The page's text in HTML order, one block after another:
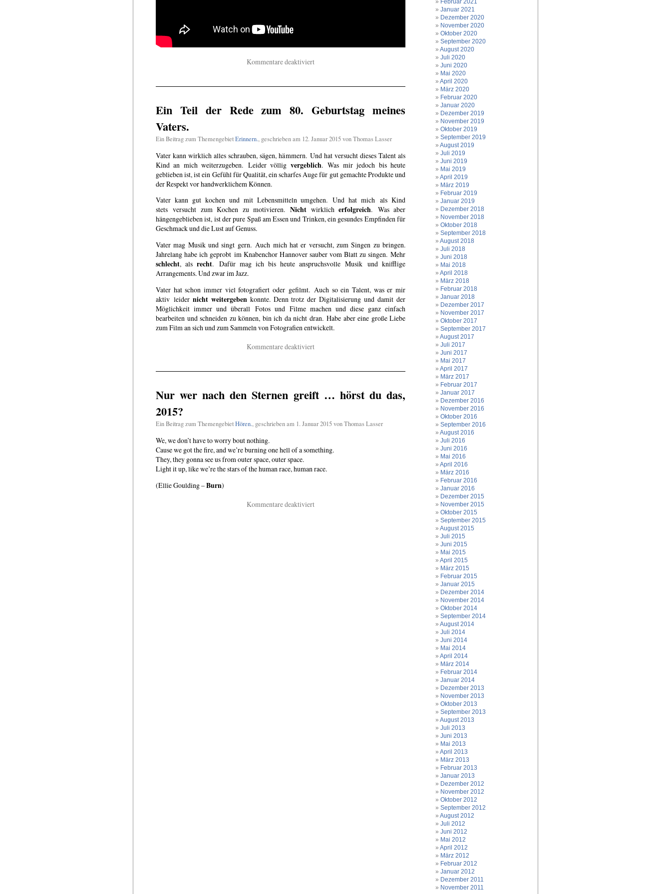
Kommentare deaktiviertfür
Klassiker.
wieder
Ein Teil der Rede zum 80. Geburtstag meines
Vaters.
Ein Beitrag zum ThemengebietErinnern., geschrieben am 12. Januar 2015 von Thomas Lasser
Vater kann wirklich alles schrauben, sägen, hämmern. Und hat versucht dieses Talent als
Kind an mich weiterzugeben. Leider völlig vergeblich. Was mir jedoch bis heute
geblieben ist, ist ein Gefühl für Qualität, ein scharfes Auge für gut gemachte Produkte und
der Respekt vor handwerklichem Können.
Vater kann gut kochen und mit Lebensmitteln umgehen. Und hat mich als Kind
stets versucht zum Kochen zu motivieren.Nicht wirklicherfolgreich. Was aber
hängengeblieben ist, ist der pure Spaß am Essen und Trinken, ein gesundes Empfinden für
Geschmack und die Lust auf Genuss.
Vater mag Musik und singt gern. Auch mich hat er versucht, zum Singen zu bringen.
Jahrelang habe ich geprobt im Knabenchor Hannover sauber vom Blatt zu singen. Mehr
schlecht, alsrecht. Dafür mag ich bis heute anspruchsvolle Musik und knifflige
Arrangements. Und zwar im Jazz.
Vater hat schon immer viel fotografiert oder gefilmt. Auch so ein Talent, was er mir
aktiv leider nicht weitergebenkonnte. Denn trotz der Digitalisierung und damit der
Möglichkeit immer und überall Fotos und Filme machen und diese ganz einfach
bearbeiten und schneiden zu können, bin ich da nicht dran. Habe aber eine große Liebe
zum Film an sich und zum Sammeln von Fotografien entwickelt.
Kommentare deaktiviertfür
der
zum
meines
Nur wer nach den Sternen greift … hörst du das,
2015?
Ein Beitrag zum ThemengebietHören., geschrieben am 1. Januar 2015 von Thomas Lasser
We, we don’t have to worry bout nothing.
Cause we got the fire, and we’re burning one hell of a something.
They, they gonna see us from outer space, outer space.
Light it up, like we’re the stars of the human race, human race.
(Ellie Goulding –Burn)
Kommentare deaktiviertfür
Januar 2021
Dezember 2020
November 2020
Oktober 2020
September 2020
August 2020
Juli 2020
Juni 2020
Mai 2020
April 2020
März 2020
Februar 2020
Januar 2020
Dezember 2019
November 2019
Oktober 2019
September 2019
August 2019
Juli 2019
Juni 2019
Mai 2019
April 2019
März 2019
Februar 2019
Januar 2019
Dezember 2018
November 2018
Oktober 2018
September 2018
August 2018
Juli 2018
Juni 2018
Mai 2018
April 2018
März 2018
Februar 2018
Januar 2018
Dezember 2017
November 2017
Oktober 2017
September 2017
August 2017
Juli 2017
Juni 2017
Mai 2017
April 2017
März 2017
Februar 2017
Januar 2017
Dezember 2016
November 2016
Oktober 2016
September 2016
August 2016
Juli 2016
Juni 2016
Mai 2016
April 2016
März 2016
Februar 2016
Januar 2016
Dezember 2015
November 2015
Oktober 2015
September 2015
August 2015
Juli 2015
Juni 2015
Mai 2015
April 2015
März 2015
Februar 2015
Januar 2015
Dezember 2014
November 2014
Oktober 2014
September 2014
August 2014
Juli 2014
Juni 2014
Mai 2014
April 2014
März 2014
Februar 2014
Januar 2014
Dezember 2013
November 2013
Oktober 2013
September 2013
August 2013
Juli 2013
Juni 2013
Mai 2013
April 2013
März 2013
Februar 2013
Januar 2013
Dezember 2012
November 2012
Oktober 2012
September 2012
August 2012
Juli 2012
Juni 2012
Mai 2012
April 2012
März 2012
Februar 2012
Januar 2012
Dezember 2011
November 2011